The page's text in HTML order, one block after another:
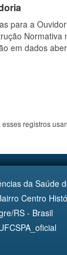
para a
Normativa
em dados
registros
da Saúde
Centro
RS - Brasil